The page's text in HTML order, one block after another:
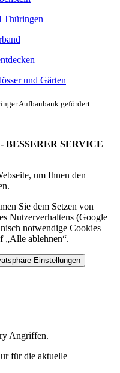
Aufbaubank gefördert.
BESSERER SERVICE
um Ihnen den
Sie dem Setzen von
Nutzerverhaltens (Google
notwendige Cookies
„Alle ablehnen“.
Einstellungen
Angriffen.
für die aktuelle